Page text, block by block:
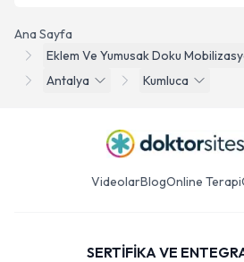
Ana Sayfa
Eklem Ve Yumusak Doku
Antalya
Kumluca
VideolarBlogOnline Terapi
SERTİFİKA VE